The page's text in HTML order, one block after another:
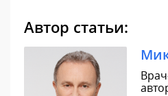
Автор статьи: